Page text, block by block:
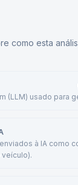
como esta
(LLM) usado para
à IA como